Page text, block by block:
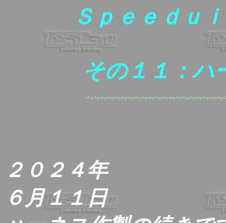
Ｓｐｅｅｄｕ
その１１：ハ
２０２４年
６月１１日